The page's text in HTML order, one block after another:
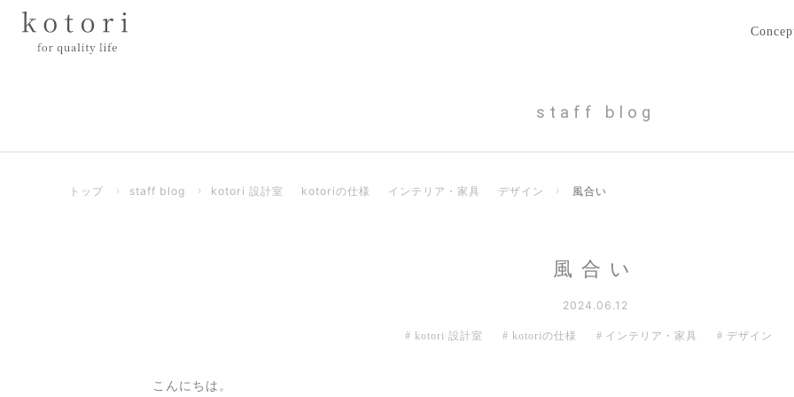
staff blog
トップ › staff blog › kotori 設計室 kotoriの仕様 インテリア・家具 デザイン › 風合い
風合い
2024.06.12
kotori 設計室 kotoriの仕様 インテリア・家具 デザイン
こんにちは。